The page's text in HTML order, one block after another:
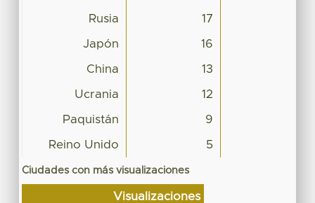
Rusia 17
Japón 16
China 13
Ucrania 12
Paquistán 9
Reino Unido 5
Ciudades con más visualizaciones
Visualizaciones